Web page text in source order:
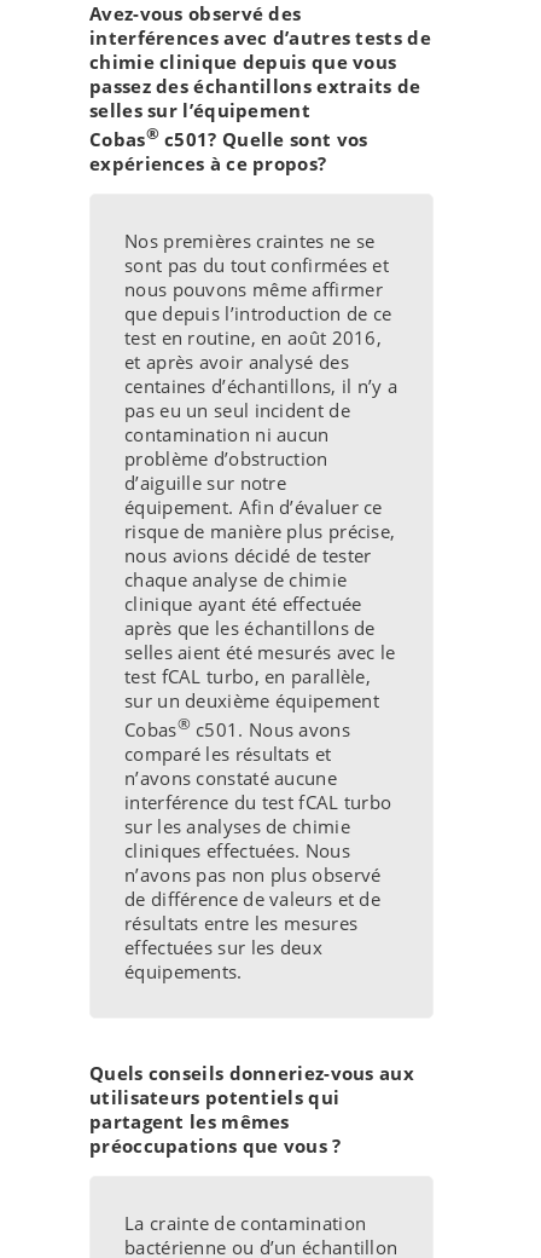
Avez-vous observé des
interférences avec d’autres tests de
chimie clinique depuis que vous
passez des échantillons extraits de
selles sur l’équipement
Cobas®c501? Quelle sont vos
expériences à ce propos?
Nos premières craintes ne se
sont pas du tout confirmées et
nous pouvons même affirmer
que depuis l’introduction de ce
test en routine, en août 2016,
et après avoir analysé des
centaines d’échantillons, il n’y a
pas eu un seul incident de
contamination ni aucun
problème d’obstruction
d’aiguille sur notre
équipement. Afin d’évaluer ce
risque de manière plus précise,
nous avions décidé de tester
chaque analyse de chimie
clinique ayant été effectuée
après que les échantillons de
selles aient été mesurés avec le
test fCAL turbo, en parallèle,
sur un deuxième équipement
Cobas®c501. Nous avons
comparé les résultats et
n’avons constaté aucune
interférence du test fCAL turbo
sur les analyses de chimie
cliniques effectuées. Nous
n’avons pas non plus observé
de différence de valeurs et de
résultats entre les mesures
effectuées sur les deux
équipements.
Quels conseils donneriez-vous aux
utilisateurs potentiels qui
partagent les mêmes
préoccupations que vous ?
La crainte de contamination
bactérienne ou d’un échantillon